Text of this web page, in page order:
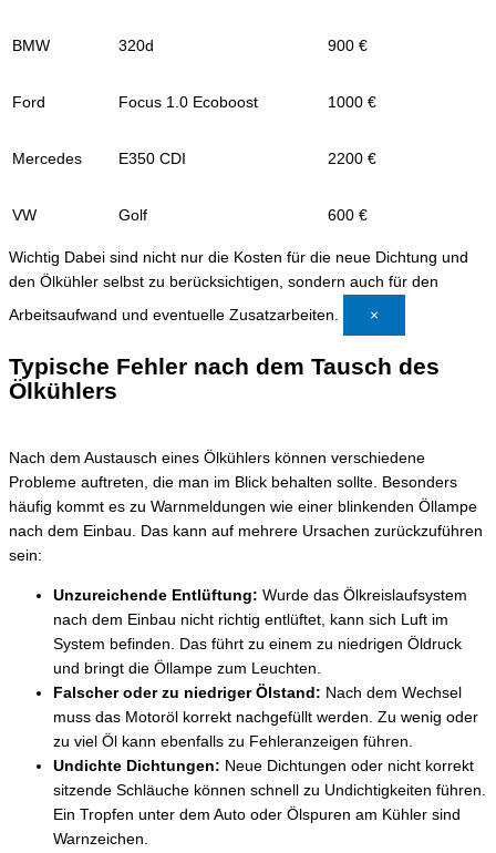
BMW 320d 900 €
Ford Focus 1.0 Ecoboost 1000 €
Mercedes E350 CDI 2200 €
VW Golf 600 €
Wichtig Dabei sind nicht nur die Kosten für die neue Dichtung und
den Ölkühler selbst zu berücksichtigen, sondern auch für den
Arbeitsaufwand und eventuelle Zusatzarbeiten.
×
Typische Fehler nach dem Tausch des
Ölkühlers
Nach dem Austausch eines Ölkühlers können verschiedene
Probleme auftreten, die man im Blick behalten sollte. Besonders
häufig kommt es zu Warnmeldungen wie einer blinkenden Öllampe
nach dem Einbau. Das kann auf mehrere Ursachen zurückzuführen
sein:
Unzureichende Entlüftung: Wurde das Ölkreislaufsystem
nach dem Einbau nicht richtig entlüftet, kann sich Luft im
System befinden. Das führt zu einem zu niedrigen Öldruck
und bringt die Öllampe zum Leuchten.
Falscher oder zu niedriger Ölstand: Nach dem Wechsel
muss das Motoröl korrekt nachgefüllt werden. Zu wenig oder
zu viel Öl kann ebenfalls zu Fehleranzeigen führen.
Undichte Dichtungen: Neue Dichtungen oder nicht korrekt
sitzende Schläuche können schnell zu Undichtigkeiten führen.
Ein Tropfen unter dem Auto oder Ölspuren am Kühler sind
Warnzeichen.